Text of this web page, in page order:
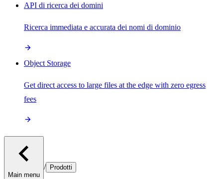
API di ricerca dei domini
Ricerca immediata e accurata dei nomi di dominio
Object Storage
Get direct access to large files at the edge with zero egress
fees
Main menu
/ Prodotti